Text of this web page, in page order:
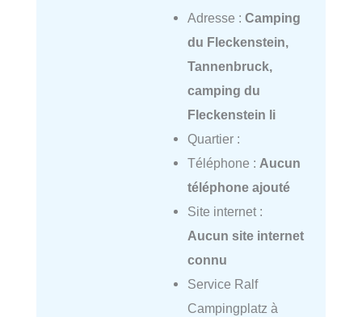
Adresse : Camping
du Fleckenstein,
Tannenbruck,
camping du
Fleckenstein li
Quartier :
Téléphone : Aucun
téléphone ajouté
Site internet :
Aucun site internet
connu
Service Ralf
Campingplatz à